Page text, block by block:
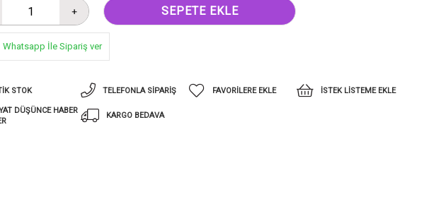
Whatsapp İle Sipariş ver
STOK TELEFONLA SIPARIŞ FAVORILERE EKLE İSTEK LISTEME EKLE
DÜŞÜNCE HABER
KARGO BEDAVA